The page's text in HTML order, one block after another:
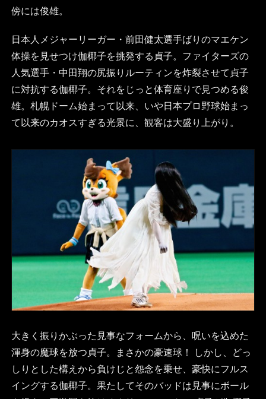
傍には俊雄。
日本人メジャーリーガー・前田健太選手ばりのマエケン
体操を見せつけ伽椰子を挑発する貞子。ファイターズの
人気選手・中田翔の尻振りルーティンを炸裂させて貞子
に対抗する伽椰子。それをじっと体育座りで見つめる俊
雄。札幌ドーム始まって以来、いや日本プロ野球始まっ
て以来のカオスすぎる光景に、観客は大盛り上がり。
大きく振りかぶった見事なフォームから、呪いを込めた
渾身の魔球を放つ貞子。まさかの豪速球！ しかし、どっ
しりとした構えから負けじと怨念を乗せ、豪快にフルス
イングする伽椰子。果たしてそのバッドは見事にボール